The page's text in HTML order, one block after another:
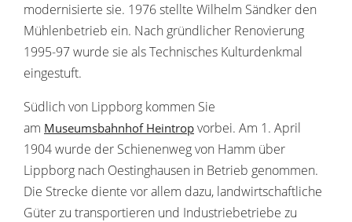
modernisierte sie. 1976 stellte Wilhelm Sändker den
Mühlenbetrieb ein. Nach gründlicher Renovierung
1995-97 wurde sie als Technisches Kulturdenkmal
eingestuft.
Südlich von Lippborg kommen Sie
am Museumsbahnhof Heintrop vorbei. Am 1. April
1904 wurde der Schienenweg von Hamm über
Lippborg nach Oestinghausen in Betrieb genommen.
Die Strecke diente vor allem dazu, landwirtschaftliche
Güter zu transportieren und Industriebetriebe zu